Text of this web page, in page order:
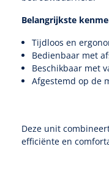
Belangrijkste
Tijdloos en
Bedienbaar met
Beschikbaar met
Afgestemd op de
Deze unit
efficiënte en